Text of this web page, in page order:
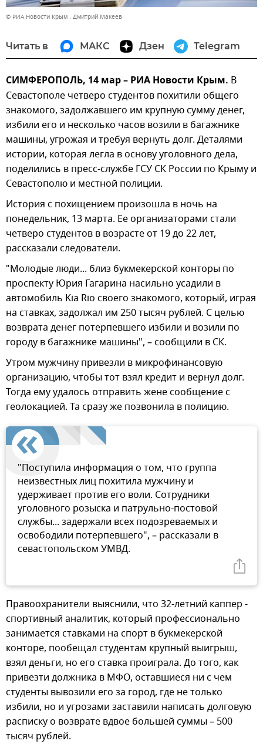
© РИА Новости Крым . Дмитрий Макеев
Читать в МАКС Дзен Telegram
СИМФЕРОПОЛЬ, 14 мар – РИА Новости Крым. В
Севастополе четверо студентов похитили общего
знакомого, задолжавшего им крупную сумму денег,
избили его и несколько часов возили в багажнике
машины, угрожая и требуя вернуть долг. Деталями
истории, которая легла в основу уголовного дела,
поделились в пресс-службе ГСУ СК России по Крыму и
Севастополю и местной полиции.
История с похищением произошла в ночь на
понедельник, 13 марта. Ее организаторами стали
четверо студентов в возрасте от 19 до 22 лет,
рассказали следователи.
"Молодые люди... близ букмекерской конторы по
проспекту Юрия Гагарина насильно усадили в
автомобиль Kia Rio своего знакомого, который, играя
на ставках, задолжал им 250 тысяч рублей. С целью
возврата денег потерпевшего избили и возили по
городу в багажнике машины", – сообщили в СК.
Утром мужчину привезли в микрофинансовую
организацию, чтобы тот взял кредит и вернул долг.
Тогда ему удалось отправить жене сообщение с
геолокацией. Та сразу же позвонила в полицию.
"Поступила информация о том, что группа
неизвестных лиц похитила мужчину и
удерживает против его воли. Сотрудники
уголовного розыска и патрульно-постовой
службы... задержали всех подозреваемых и
освободили потерпевшего", – рассказали в
севастопольском УМВД.
Правоохранители выяснили, что 32-летний каппер -
спортивный аналитик, который профессионально
занимается ставками на спорт в букмекерской
конторе, пообещал студентам крупный выигрыш,
взял деньги, но его ставка проиграла. До того, как
привезти должника в МФО, оставшиеся ни с чем
студенты вывозили его за город, где не только
избили, но и угрозами заставили написать долговую
расписку о возврате вдвое большей суммы – 500
тысяч рублей.